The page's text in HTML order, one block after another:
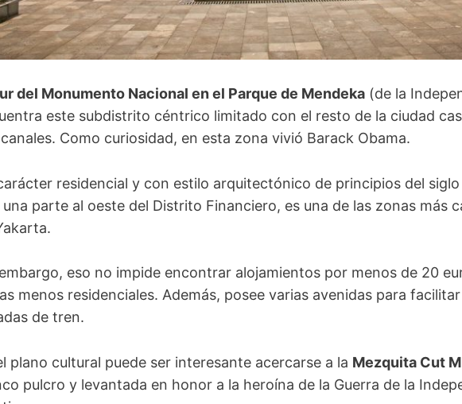
del Monumento Nacional en el Parque de Mendeka (de la
este subdistrito céntrico limitado con el resto de la ciudad
Como curiosidad, en esta zona vivió Barack Obama.
residencial y con estilo arquitectónico de principios del
parte al oeste del Distrito Financiero, es una de las zonas más
eso no impide encontrar alojamientos por menos de 20
menos residenciales. Además, posee varias avenidas para
de tren.
plano cultural puede ser interesante acercarse a la Mezquita Cut
pulcro y levantada en honor a la heroína de la Guerra de la